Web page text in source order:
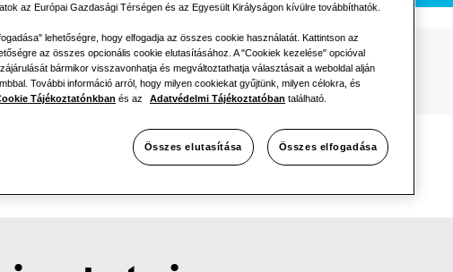
az Európai Gazdasági Térségen és az Egyesült Királyságon kívülre továbbíthatók.
lehetőségre, hogy elfogadja az összes cookie használatát. Kattintson az
az összes opcionális cookie elutasításához. A "Cookiek kezelése" opcióval
bármikor visszavonhatja és megváltoztathatja választásait a weboldal alján
További információ arról, hogy milyen cookiekat gyűjtünk, milyen célokra, és
Tájékoztatónkban és az Adatvédelmi Tájékoztatóban található.
Összes elutasítása Összes elfogadása